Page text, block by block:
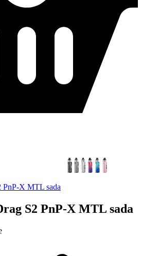
X MTL sada
S2 PnP-X MTL sada